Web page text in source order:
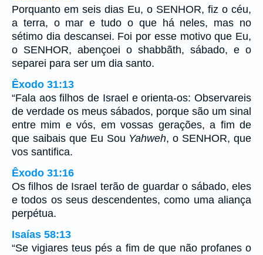
Porquanto em seis dias Eu, o SENHOR, fiz o céu,
a terra, o mar e tudo o que há neles, mas no
sétimo dia descansei. Foi por esse motivo que Eu,
o SENHOR, abençoei o shabbãth, sábado, e o
separei para ser um dia santo.
Êxodo 31:13
“Fala aos filhos de Israel e orienta-os: Observareis
de verdade os meus sábados, porque são um sinal
entre mim e vós, em vossas gerações, a fim de
que saibais que Eu Sou Yahweh, o SENHOR, que
vos santifica.
Êxodo 31:16
Os filhos de Israel terão de guardar o sábado, eles
e todos os seus descendentes, como uma aliança
perpétua.
Isaías 58:13
“Se vigiares teus pés a fim de que não profanes o